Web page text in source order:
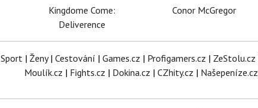
Kingdome Come:
Deliverence
Conor McGregor
Sport| Ženy| Cestování | Games.cz | Profigamers.cz | ZeStolu.cz
Moulík.cz | Fights.cz | Dokina.cz | CZhity.cz | Našepeníze.cz